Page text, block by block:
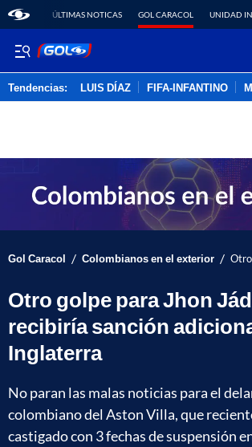
ÚLTIMAS NOTICAS GOL CARACOL UNIDAD
Tendencias: LUIS DÍAZ FIFA-INFANTINO
Gol Caracol / Colombianos en el exterior /
Otro golpe para Jhon
recibiría sanción
Inglaterra
No paran las malas noticias para el
colombiano del Aston Villa, que
castigado con 3 fechas de suspensión